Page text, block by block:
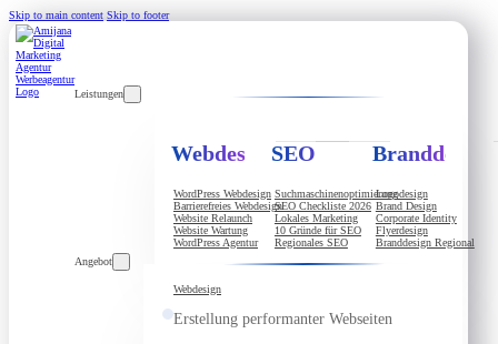
Skip to main content Skip to footer
Leistungen
Webdesign
WordPress Webdesign
Barrierefreies Webdesign
Website Relaunch
Website Wartung
WordPress Agentur
SEO
Suchmaschinenoptimierung
SEO Checkliste 2026
Lokales Marketing
10 Gründe für SEO
Regionales SEO
Branddesign
Logodesign
Brand Design
Corporate Identity
Flyerdesign
Branddesign Regional
Angebot
Webdesign
Erstellung performanter Webseiten